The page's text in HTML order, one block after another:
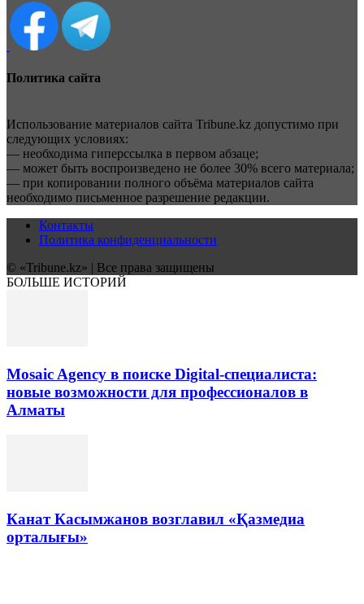
Политика сайта
Использование материалов сайта Tribune.kz допустимо при
следующих условиях:
— необходима гиперссылка в первом абзаце;
— может быть воспроизведено не более 30% всего материала;
— при копировании полного объёма материалов сайта
необходимо письменное разрешение редакции.
Контакты
Политика конфиденциальности
© «Tribune.kz» | Все права защищены
БОЛЬШЕ ИСТОРИЙ
Mosaic Agency в поиске Digital-специалиста:
новые возможности для профессионалов в
Алматы
Канат Касымжанов возглавил «Қазмедиа
орталығы»